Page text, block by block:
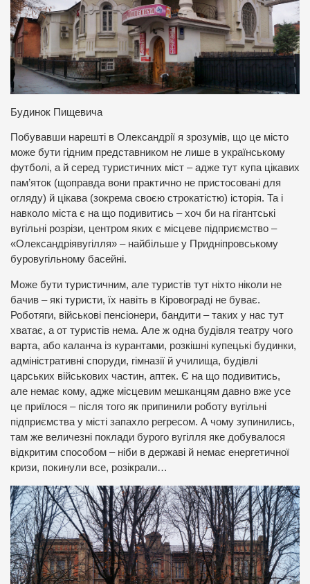
Будинок Пищевича
Побувавши нарешті в Олександрії я зрозумів, що це місто
може бути гідним представником не лише в українському
футболі, а й серед туристичних міст – адже тут купа цікавих
пам’яток (щоправда вони практично не пристосовані для
огляду) й цікава (зокрема своєю строкатістю) історія. Та і
навколо міста є на що подивитись – хоч би на гігантські
вугільні розрізи, центром яких є місцеве підприємство –
«Олександріявугілля» – найбільше у Придніпровському
буровугільному басейні.
Може бути туристичним, але туристів тут ніхто ніколи не
бачив – які туристи, їх навіть в Кіровограді не буває.
Роботяги, військові пенсіонери, бандити – таких у нас тут
хватає, а от туристів нема. Але ж одна будівля театру чого
варта, або каланча із курантами, розкішні купецькі будинки,
адміністративні споруди, гімназії й училища, будівлі
царських військових частин, аптек. Є на що подивитись,
але немає кому, адже місцевим мешканцям давно вже усе
це приїлося – після того як припинили роботу вугільні
підприємства у місті запахло регресом. А чому зупинились,
там же величезні поклади бурого вугілля яке добувалося
відкритим способом – ніби в державі й немає енергетичної
кризи, покинули все, розікрали…